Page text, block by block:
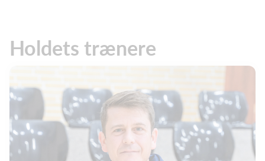
Holdets trænere